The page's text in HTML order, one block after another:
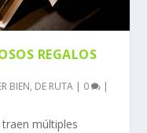
REGALOS
BIEN, DE RUTA | 0 |
múltiples